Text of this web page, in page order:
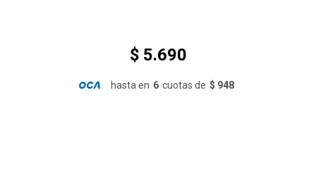
$ 5.690
hasta en 6 cuotas de $ 948